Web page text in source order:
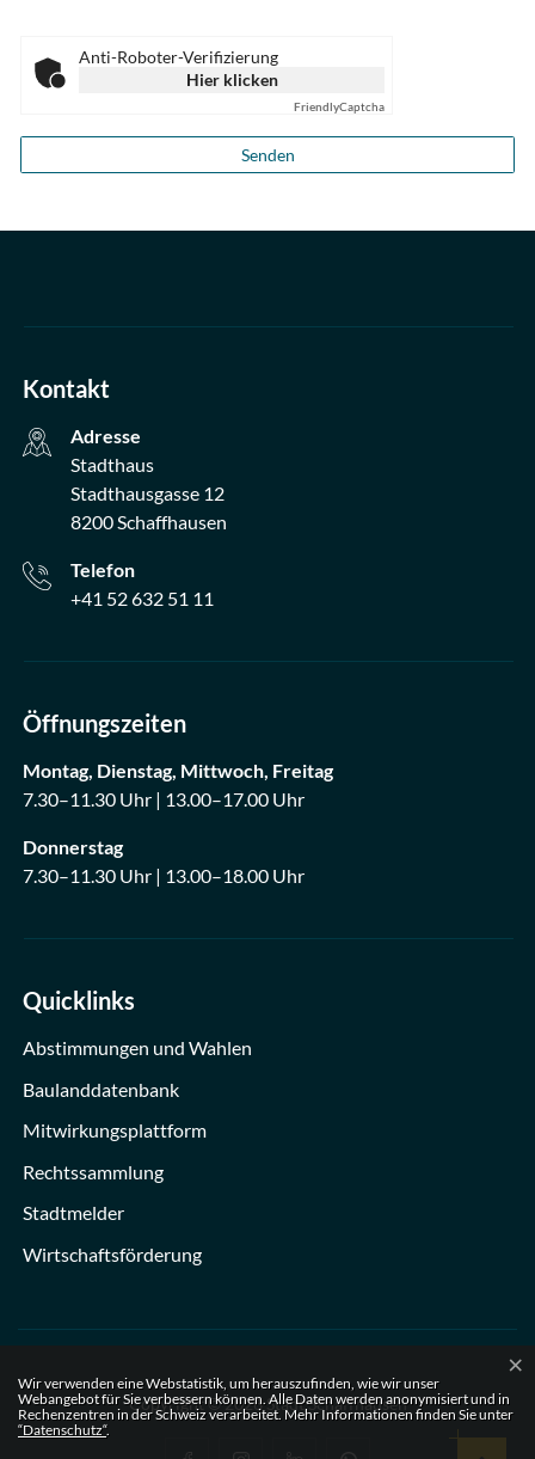
Anti-Roboter-Verifizierung
Hier klicken
FriendlyCaptcha
Senden
Kontakt
Adresse
Stadthaus
Stadthausgasse 12
8200 Schaffhausen
Telefon
+41 52 632 51 11
Öffnungszeiten
Montag, Dienstag, Mittwoch, Freitag
7.30–11.30 Uhr | 13.00–17.00 Uhr
Donnerstag
7.30–11.30 Uhr | 13.00–18.00 Uhr
Quicklinks
Abstimmungen und Wahlen
Baulanddatenbank
Mitwirkungsplattform
Rechtssammlung
Stadtmelder
Wirtschaftsförderung
Nach
Copyright © 2026 Stadt Schaffhausen
Webstatistik
Wir verwenden eine Webstatistik, um herauszufinden, wie wir unser
Webangebot für Sie verbessern können. Alle Daten werden anonymisiert und in
Rechenzentren in der Schweiz verarbeitet. Mehr Informationen finden Sie unter
“Datenschutz“.
×